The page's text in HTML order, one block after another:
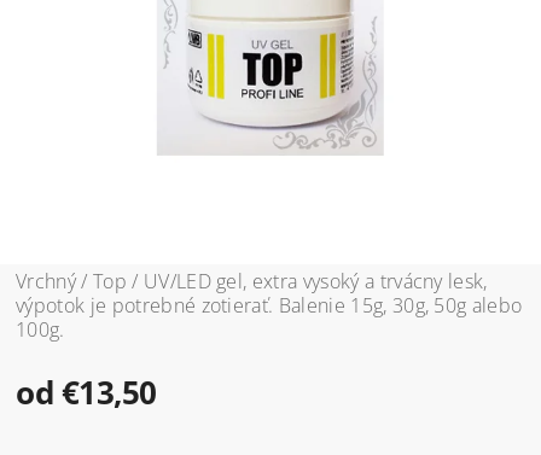
Vrchný / Top / UV/LED gel, extra vysoký a trvácny lesk,
výpotok je potrebné zotierať. Balenie 15g, 30g, 50g alebo
100g.
od €13,50